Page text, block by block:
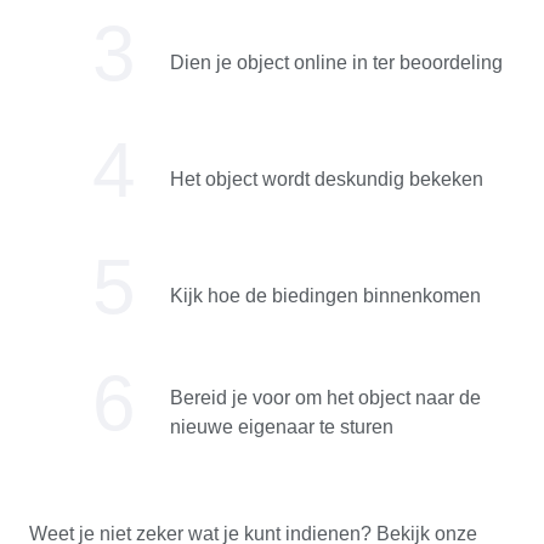
Dien je object online in ter beoordeling
Het object wordt deskundig bekeken
Kijk hoe de biedingen binnenkomen
Bereid je voor om het object naar de
nieuwe eigenaar te sturen
Weet je niet zeker wat je kunt indienen? Bekijk onze